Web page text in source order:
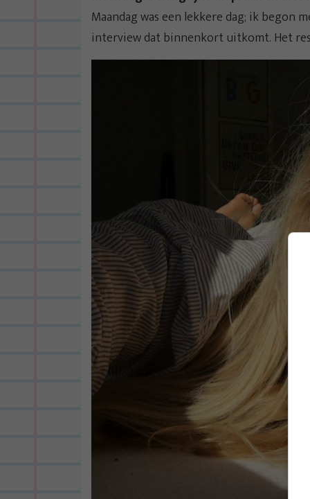
Maandag was een lekkere dag; ik begon
interview dat binnenkort uitkomt. Het